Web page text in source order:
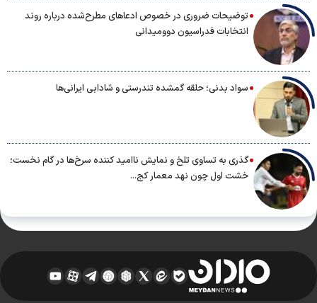
توضیحات ضروری در خصوص ادعاهای مطرح‌شده درباره روند
انتخابات فدراسیون دوومیدانی
سواد بدنی؛ حلقه گمشده تندرستی و شادابی ایرانی‌ها
گذری به تساوی تلخ و نمایش ناامید کننده سرخ‌ها در گام نخست؛
خشت اول چون نهد معمار کج...